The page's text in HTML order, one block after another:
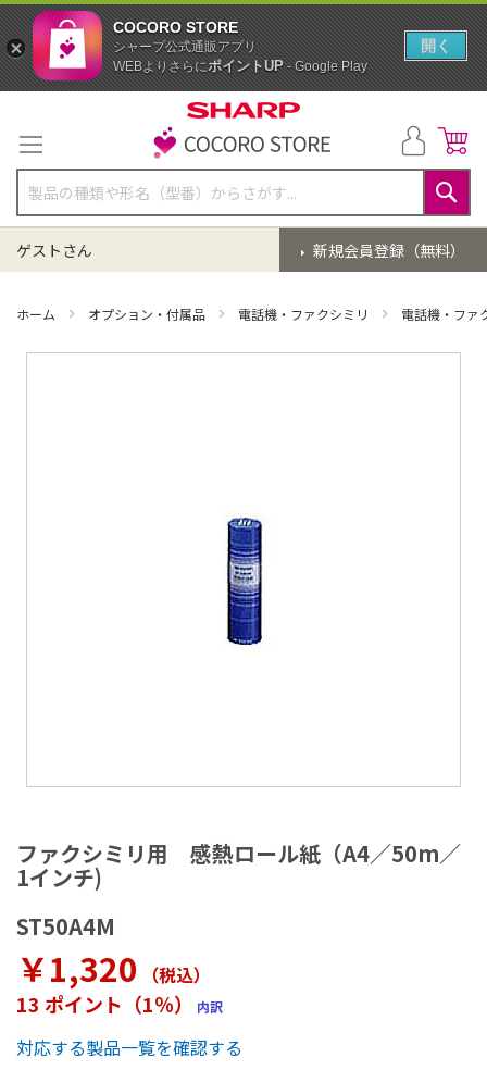
テ
ン
ツ
に
ス
キ
ッ
検
索
新規会員登録（無料）
ゲストさん
ホーム オプション・付属品 電話機・ファクシミリ 電話機・ファ
ファクシミリ用 感熱ロール紙（A4／50m／
1インチ)
ST50A4M
￥1,320 （税込）
13 ポイント（1％） 内訳
対応する製品一覧を確認する
メ
ー
ジ
ャ
リ
ー
の
最
初
COCORO STORE
シャープ公式通販アプリ
WEBよりさらにポイントUP- Google Play
開く